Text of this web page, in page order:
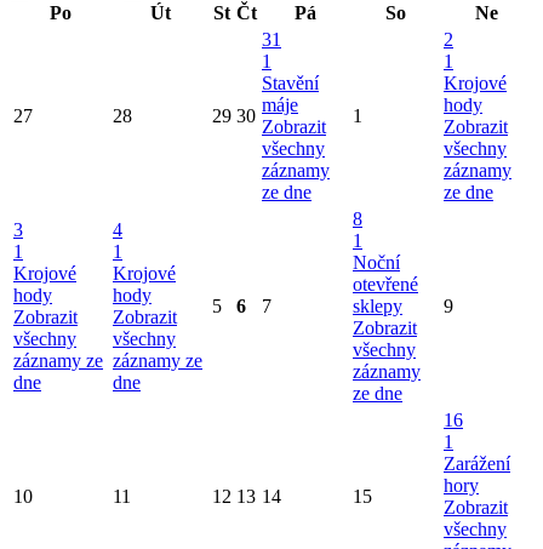
Po
Út St Čt Pá So Ne
27 28 29 30
31
1
Stavění
máje
Zobrazit
všechny
záznamy
ze dne
1
2
1
Krojové
hody
Zobrazit
všechny
záznamy
ze dne
3
1
Krojové
hody
Zobrazit
všechny
záznamy ze
dne
4
1
Krojové
hody
Zobrazit
všechny
záznamy ze
dne
5 6 7
8
1
Noční
otevřené
sklepy
Zobrazit
všechny
záznamy
ze dne
9
10 11 12 13 14 15
16
1
Zarážení
hory
Zobrazit
všechny